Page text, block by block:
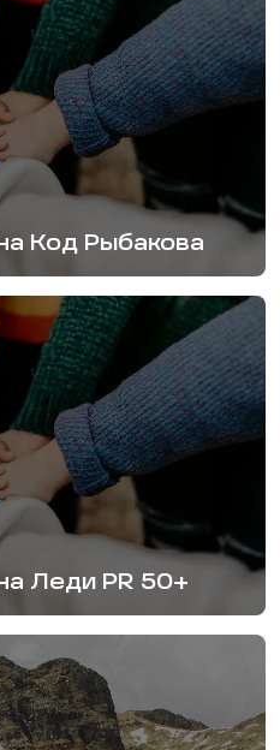
Код Рыбакова
Леди PR 50+